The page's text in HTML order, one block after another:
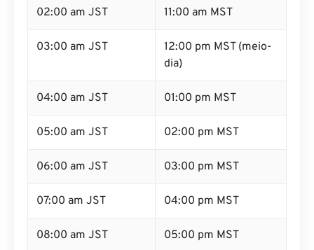
02:00 am JST 11:00 am MST
03:00 am JST
12:00 pm MST (meio-
dia)
04:00 am JST 01:00 pm MST
05:00 am JST 02:00 pm MST
06:00 am JST 03:00 pm MST
07:00 am JST 04:00 pm MST
08:00 am JST 05:00 pm MST